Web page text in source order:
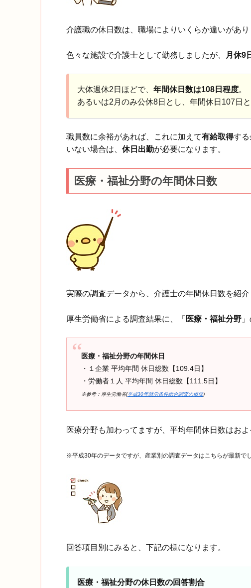
介護職の休日数は、職場によりいくらか違いがあり
色々な施設で介護士として勤務しましたが、 月休9
大体週休2日ほどで、 年間休日数は108日程度。
あるいは2月のみ公休8日とし、年間休日107日
職員数に余裕があれば、これに加えて有給取得する
いない場合は、 休日出勤が必要になります。
医療・福祉分野の年間休日数
実際の調査データから、介護士の年間休日数を紹介
厚生労働省による調査結果に、「 医療・福祉分野
医療・福祉分野の年間休日
・１企業 平均年間 休日総数【109.4日】
・労働者１人 平均年間 休日総数【111.5日】
※参考：厚生労働省(平成30年就労条件総合調査の概況)
医療分野も加わってますが、平均年間休日数はおよ
※平成30年のデータですが、産業別の調査データはこちらが最新で
回答項目別にみると、下記の様になります。
医療・福祉分野の休日数の回答割合